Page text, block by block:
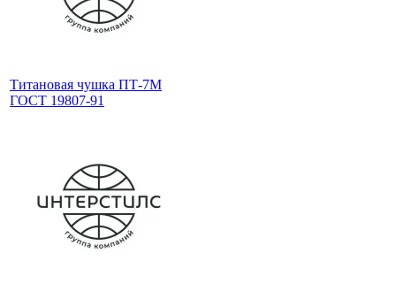
Титановая чушка ПТ-7М
ГОСТ 19807-91